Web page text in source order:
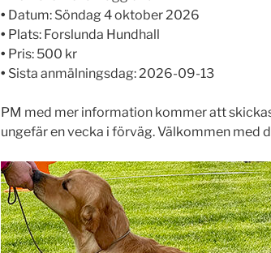
• Datum: Söndag 4 oktober 2026
• Plats: Forslunda Hundhall
• Pris: 500 kr
• Sista anmälningsdag: 2026-09-13
PM med mer information kommer att
ungefär en vecka i förväg. Välkommen med